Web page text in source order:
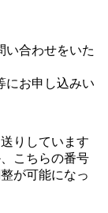
い合わせをいた
にお申し込みい
りしています
こちらの番号
が可能になっ